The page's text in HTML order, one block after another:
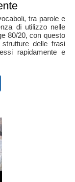
tra parole e
di utilizzo nelle
80/20, con questo
delle frasi
rapidamente e